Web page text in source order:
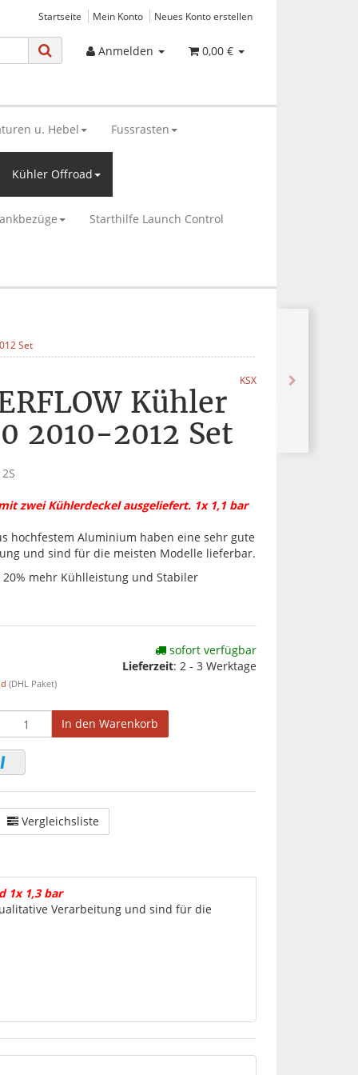
Startseite Mein Konto Neues Konto erstellen
Anmelden 0,00 €
u. Hebel Fussrasten
Kühler Offroad
Starthilfe Launch Control
Set
KSX
Kühler
2010-2012 Set
zwei Kühlerdeckel ausgeliefert. 1x 1,1 bar
hochfestem Aluminium haben eine sehr gute
und sind für die meisten Modelle lieferbar.
mehr Kühlleistung und Stabiler
(DHL Paket)
sofort verfügbar
Lieferzeit: 2 - 3 Werktage
In den Warenkorb
Vergleichsliste
1x 1,3 bar
Verarbeitung und sind für die